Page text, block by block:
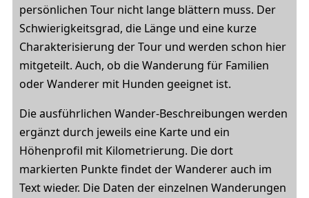
persönlichen Tour nicht lange blättern muss. Der
Schwierigkeitsgrad, die Länge und eine kurze
Charakterisierung der Tour und werden schon hier
mitgeteilt. Auch, ob die Wanderung für Familien
oder Wanderer mit Hunden geeignet ist.
Die ausführlichen Wander-Beschreibungen werden
ergänzt durch jeweils eine Karte und ein
Höhenprofil mit Kilometrierung. Die dort
markierten Punkte findet der Wanderer auch im
Text wieder. Die Daten der einzelnen Wanderungen